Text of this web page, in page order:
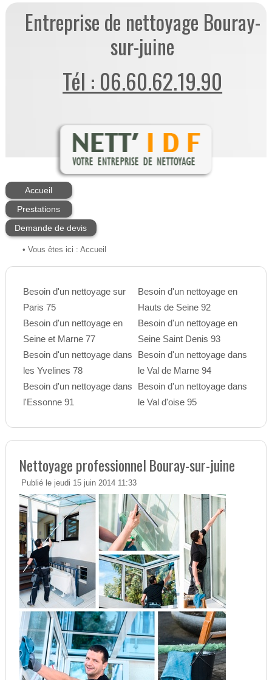
Entreprise de nettoyage Bouray-
sur-juine
Tél : 06.60.62.19.90
Accueil
Prestations
Demande de devis
• Vous êtes ici : Accueil
Besoin d'un nettoyage sur
Paris 75
Besoin d'un nettoyage en
Seine et Marne 77
Besoin d'un nettoyage dans
les Yvelines 78
Besoin d'un nettoyage dans
l'Essonne 91
Besoin d'un nettoyage en
Hauts de Seine 92
Besoin d'un nettoyage en
Seine Saint Denis 93
Besoin d'un nettoyage dans
le Val de Marne 94
Besoin d'un nettoyage dans
le Val d'oise 95
Nettoyage professionnel Bouray-sur-juine
Publié le jeudi 15 juin 2014 11:33